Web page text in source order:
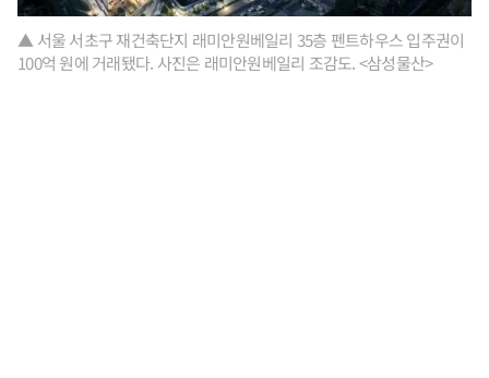
▲ 서울 서초구 재건축단지 래미안원베일리 35층 펜트하우스 입주권이
100억 원에 거래됐다. 사진은 래미안원베일리 조감도. <삼성물산>